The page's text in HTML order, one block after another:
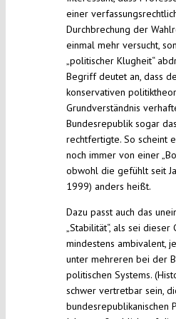
einer
Durchbrechung der
einmal mehr versucht,
„politischer Klugheit“
Begriff deutet an, dass
konservativen
Grundverständnis
Bundesrepublik sogar
rechtfertigte. So scheint
noch immer von einer
obwohl die gefühlt seit
1999) anders heißt.
Dazu passt auch das
„Stabilität“, als sei dieser
mindestens ambivalent,
unter mehreren bei der
politischen Systems.
schwer vertretbar sein,
bundesrepublikanischen